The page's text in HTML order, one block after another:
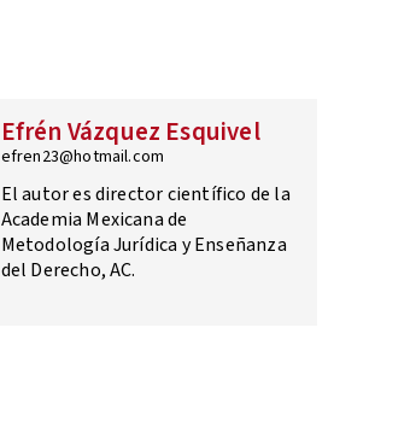
Efrén Vázquez Esquivel
efren23@hotmail.com
El autor es director científico de la
Academia Mexicana de
Metodología Jurídica y Enseñanza
del Derecho, AC.